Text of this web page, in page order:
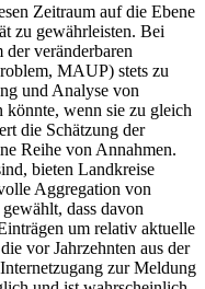
Zeitraum auf die Ebene
zu gewährleisten. Bei
veränderbaren
MAUP) stets zu
und Analyse von
könnte, wenn sie zu gleich
die Schätzung der
Reihe von Annahmen.
bieten Landkreise
Aggregation von
dass davon
um relativ aktuelle
vor Jahrzehnten aus der
zur Meldung